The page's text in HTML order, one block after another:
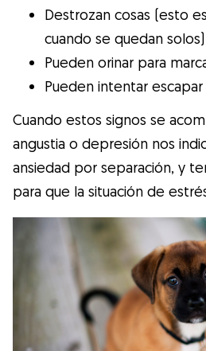
Destrozan cosas (esto
cuando se quedan solos)
Pueden orinar para
Pueden intentar escapar
Cuando estos signos se
angustia o depresión nos
ansiedad por separación, y
para que la situación de